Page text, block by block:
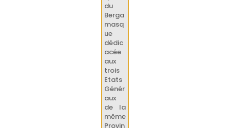
du
Berga
masq
ue
dédic
acée
aux
trois
Etats
Génér
aux
de la
même
Provin